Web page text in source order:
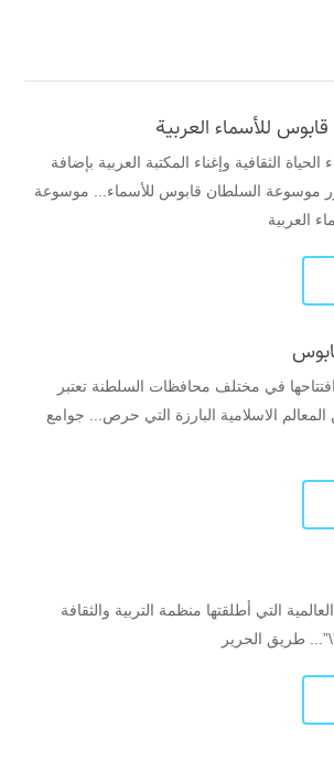
للأسماء العربية
الثقافية وإغناء المكتبة العربية بإضافة
موسوعة السلطان قابوس للأسماء... موسوعة
العربية
افتتاحها في مختلف محافظات السلطنة تعتبر
الاسلامية البارزة التي حرص... جوامع
التي أطلقتها منظمة التربية والثقافة
طريق الحرير